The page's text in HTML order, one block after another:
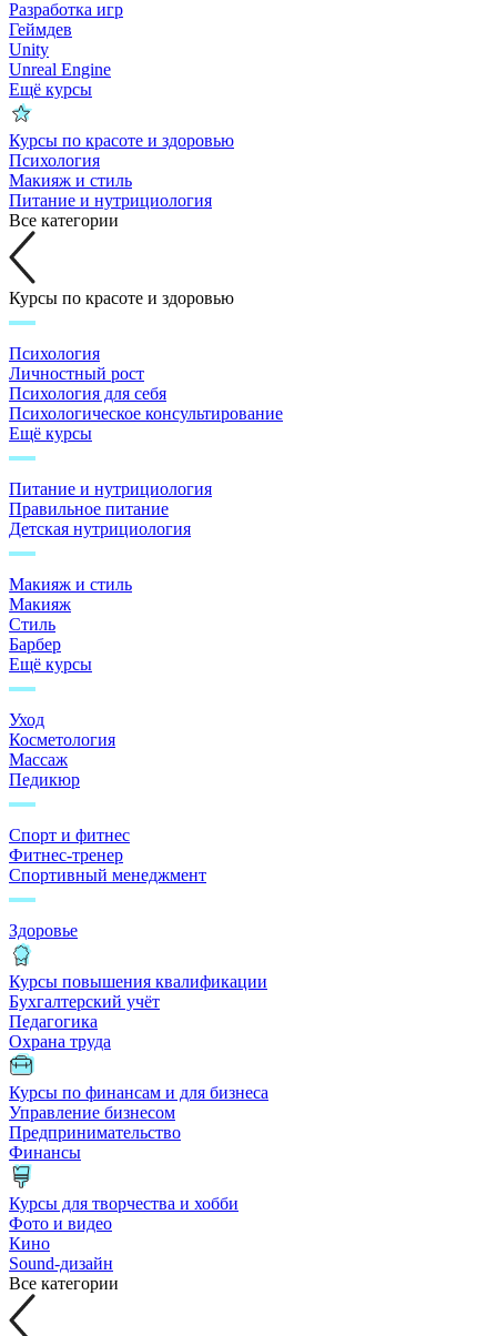
Разработка игр
Геймдев
Unity
Unreal Engine
Ещё курсы
Курсы по красоте и здоровью
Психология
Макияж и стиль
Питание и нутрициология
Все категории
Курсы по красоте и здоровью
Психология
Личностный рост
Психология для себя
Психологическое консультирование
Ещё курсы
Питание и нутрициология
Правильное питание
Детская нутрициология
Макияж и стиль
Макияж
Стиль
Барбер
Ещё курсы
Уход
Косметология
Массаж
Педикюр
Спорт и фитнес
Фитнес-тренер
Спортивный менеджмент
Здоровье
Курсы повышения квалификации
Бухгалтерский учёт
Педагогика
Охрана труда
Курсы по финансам и для бизнеса
Управление бизнесом
Предпринимательство
Финансы
Курсы для творчества и хобби
Фото и видео
Кино
Sound-дизайн
Все категории